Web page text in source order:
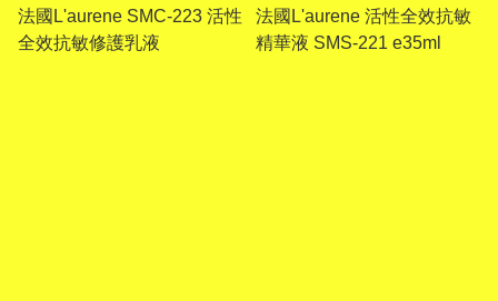
法國L'aurene SMC-223 活性
全效抗敏修護乳液
法國L'aurene 活性全效抗敏
精華液 SMS-221 e35ml